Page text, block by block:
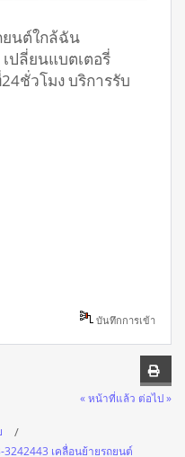
ยนต์ใกล้ฉัน
ปลี่ยนแบตเตอรี่
ชั่วโมง บริการรับ
บันทึกการเข้า
« หน้าที่แล้ว ต่อไป »
เคลื่อนย้ายรถยนต์